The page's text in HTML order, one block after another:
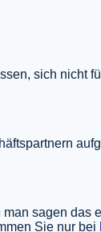
sich nicht
sagen das
Sie nur bei